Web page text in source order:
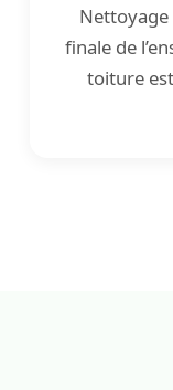
finale de
toiture